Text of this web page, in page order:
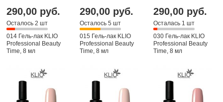
290,00 руб.
Осталось 2 шт
014 Гель-лак KLIO
Professional Beauty
Time, 8 мл
290,00 руб.
Осталось 5 шт
015 Гель-лак KLIO
Professional Beauty
Time, 8 мл
290,00 руб.
Осталась 1 шт
030 Гель-лак KLIO
Professional Beauty
Time, 8 мл